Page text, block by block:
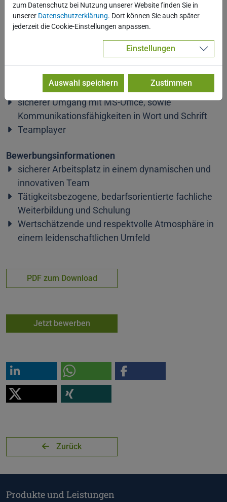
selbstständige und ergebnisorientierte
Arbeitsweise
ausgeprägte zwischenmenschliche und
kommunikative Fähigkeiten
nötige Gelassenheit, mehrere Aufgaben parallel zu
bearbeiten, zu priorisieren und zu koordinieren
sicherer Umgang mit MS-Office, sowie
Kommunikationsfähigkeiten in Wort und Schrift
Teamplayer
Bewerbungsinformationen
sicherer Arbeitsplatz in einem dynamischen und
innovativen Team
Tätigkeitsbezogene, bedarfsorientierte fachliche
Weiterbildung und Schulung
Wertschätzende und respektvolle Atmosphäre in
einem leidenschaftlichen Umfeld
PDF zum Download
Jetzt bewerben
Zurück
Produkte und Leistungen
zum Datenschutz bei Nutzung unserer Website finden Sie in
unserer Datenschutzerklärung. Dort können Sie auch später
jederzeit die Cookie-Einstellungen anpassen.
Einstellungen
Auswahl speichern Zustimmen